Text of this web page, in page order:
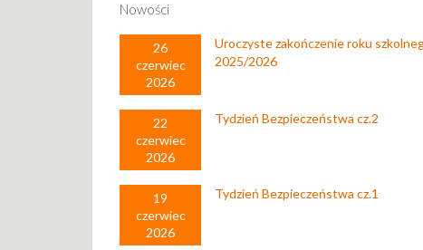
Nowości
26
czerwiec
2026
Uroczyste zakończenie roku
2025/2026
22
czerwiec
2026
Tydzień Bezpieczeństwa cz.2
19
czerwiec
2026
Tydzień Bezpieczeństwa cz.1